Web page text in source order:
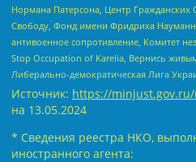
Нормана Патерсона, Центр
Свободу, Фонд имени Фридриха
антивоенное сопротивление, Комитет
Stop Occupation of Karelia, Вернись
Либерально-демократическая Лига
Источник: https://
на 13.05.2024
* Сведения реестра НКО,
иностранного агента: